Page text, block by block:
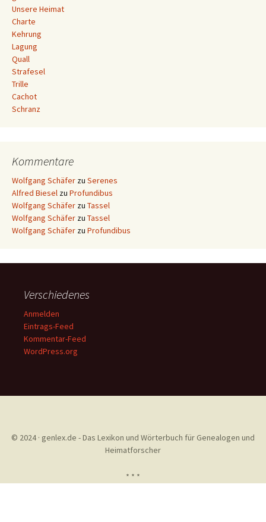
Unsere Heimat
Charte
Kehrung
Lagung
Quall
Strafesel
Trille
Cachot
Schranz
Kommentare
Wolfgang Schäfer zu Serenes
Alfred Biesel zu Profundibus
Wolfgang Schäfer zu Tassel
Wolfgang Schäfer zu Tassel
Wolfgang Schäfer zu Profundibus
Verschiedenes
Anmelden
Eintrags-Feed
Kommentar-Feed
WordPress.org
© 2024 · genlex.de - Das Lexikon und Wörterbuch für Genealogen und
Heimatforscher
* * *